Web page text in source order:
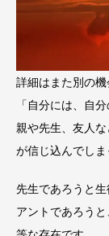
詳細はまた別の機
「自分には、自
親や先生、友人
が信じ込んでしま
先生であろうと
アントであろう